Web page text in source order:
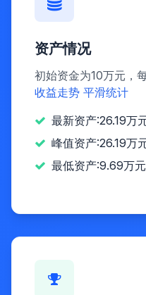
资产情况
初始资金为10万元，
收益走势 平滑统计
最新资产:26.19万
峰值资产:26.19万
最低资产:9.69万元